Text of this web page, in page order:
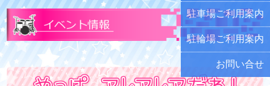
駐車場ご利用案内
駐輪場ご利用案内
お問い合せ